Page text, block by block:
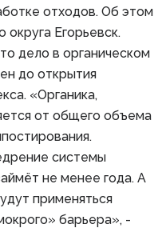
отходов. Об этом
округа Егорьевск.
дело в органическом
до открытия
«Органика,
от общего объема
системы
не менее года. А
применяться
барьера», -